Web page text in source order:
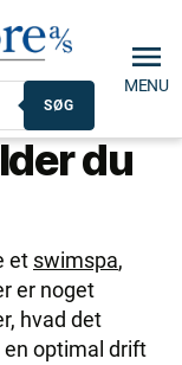
SØG
MENU
du
et swimspa,
er noget
hvad det
optimal drift